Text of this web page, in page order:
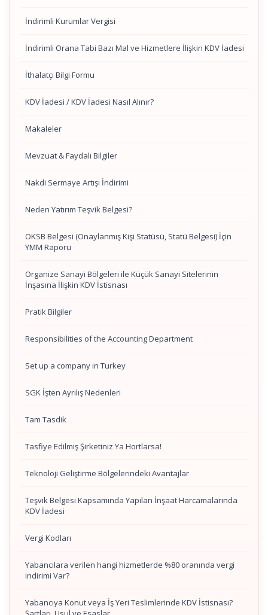
İndirimli Kurumlar Vergisi
İndirimli Orana Tabi Bazı Mal ve Hizmetlere İlişkin KDV İadesi
İthalatçı Bilgi Formu
KDV İadesi / KDV İadesi Nasıl Alınır?
Makaleler
Mevzuat & Faydalı Bilgiler
Nakdi Sermaye Artışı İndirimi
Neden Yatırım Teşvik Belgesi?
OKSB Belgesi (Onaylanmış Kişi Statüsü, Statü Belgesi) İçin
YMM Raporu
Organize Sanayi Bölgeleri ile Küçük Sanayi Sitelerinin
İnşasına İlişkin KDV İstisnası
Pratik Bilgiler
Responsibilities of the Accounting Department
Set up a company in Turkey
SGK İşten Ayrılış Nedenleri
Tam Tasdik
Tasfiye Edilmiş Şirketiniz Ya Hortlarsa!
Teknoloji Geliştirme Bölgelerindeki Avantajlar
Teşvik Belgesi Kapsamında Yapılan İnşaat Harcamalarında
KDV İadesi
Vergi Kodları
Yabancılara verilen hangi hizmetlerde %80 oranında vergi
indirimi Var?
Yabancıya Konut veya İş Yeri Teslimlerinde KDV İstisnası?